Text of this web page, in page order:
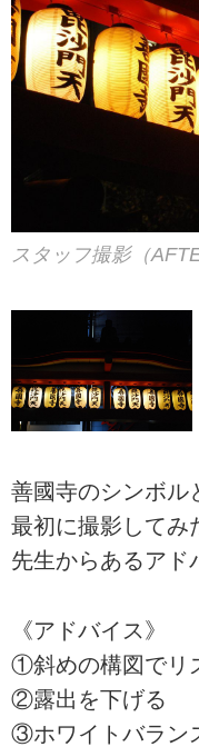
スタッフ撮影（
善國寺のシンボル
最初に撮影してみ
先生からあるアド
《アドバイス》
①斜めの構図でリ
②露出を下げる
③ホワイトバラン